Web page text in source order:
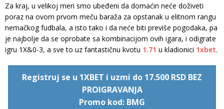
Za kraj, u velikoj meri smo ubeđeni da domaćin neće doživeti
poraz na ovom prvom meču baraža za opstanak u elitnom rangu
nemačkog fudbala, a isto tako i da neće biti previše pogodaka, pa
je najbolje da se oprobate sa kombinacijom ovih igara, i odigrate
igru 1X&0-3, a sve to uz fantastičnu kvotu 1.71 u kladionici 1xbet.
Registruj se u 1XBET i uzmi do 17.500 RSD BEZ
PROIGRAVANJA
Promo kod: BMG